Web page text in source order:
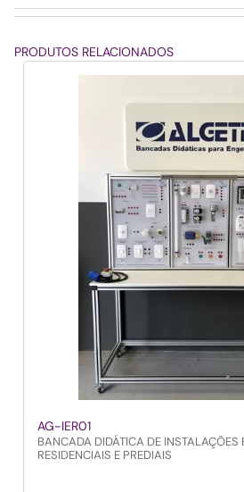
PRODUTOS RELACIONADOS
AG-IER01
BANCADA DIDÁTICA DE INSTALAÇÕES
RESIDENCIAIS E PREDIAIS